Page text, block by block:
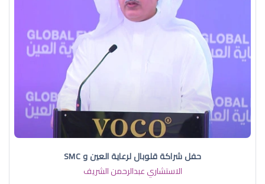
حفل شراكة قلوبال لرعاية العين و SMC
الاستشاري عبدالرحمن الشريف